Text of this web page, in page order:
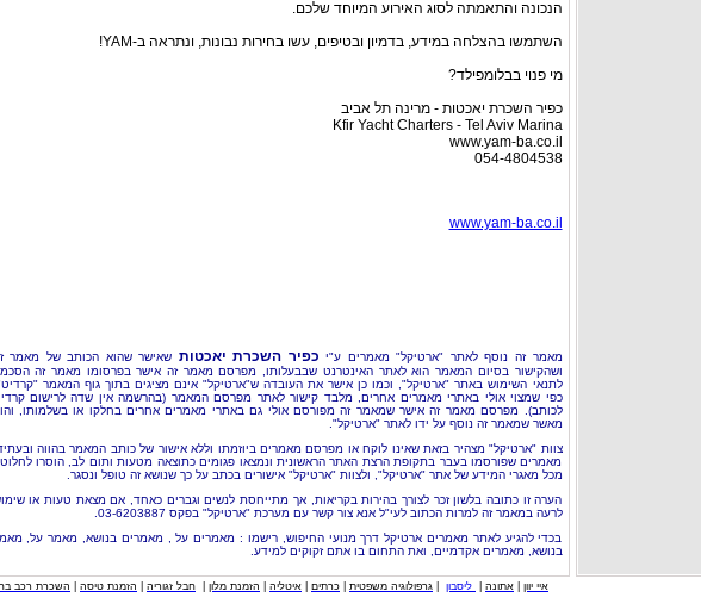
הנכונה והתאמתה לסוג האירוע המיוחד שלכם.
השתמשו בהצלחה במידע, בדמיון ובטיפים, עשו בחירות נבונות, ונתראה ב-YAM!
מי פנוי בבלומפילד?
כפיר השכרת יאכטות - מרינה תל אביב
Kfir Yacht Charters - Tel Aviv Marina
www.yam-ba.co.il
054-4804538
www.yam-ba.co.il
מאמר זה נוסף לאתר "ארטיקל" מאמרים ע"י כפיר השכרת יאכטות שאישר שהוא הכותב של מאמר
ושהקישור בסיום המאמר הוא לאתר האינטרנט שבבעלותו, מפרסם מאמר זה אישר בפרסומו מאמר זה
לתנאי השימוש באתר "ארטיקל", וכמו כן אישר את העובדה ש"ארטיקל" אינם מציגים בתוך גוף המאמר
כפי שמצוי אולי באתרי מאמרים אחרים, מלבד קישור לאתר מפרסם המאמר (בהרשמה אין שדה לרישום
לכותב). מפרסם מאמר זה אישר שמאמר זה מפורסם אולי גם באתרי מאמרים אחרים בחלקו או בשלמותו,
מאשר שמאמר זה נוסף על ידו לאתר "ארטיקל".
צוות "ארטיקל" מצהיר בזאת שאינו לוקח או מפרסם מאמרים ביוזמתו וללא אישור של כותב המאמר בהווה
מאמרים שפורסמו בעבר בתקופת הרצת האתר הראשונית ונמצאו פגומים כתוצאה מטעות ותום לב, הוסרו
מכל מאגרי המידע של אתר "ארטיקל", ולצוות "ארטיקל" אישורים בכתב על כך שנושא זה טופל ונסגר.
הערה זו כתובה בלשון זכר לצורך בהירות בקריאות, אך מתייחסת לנשים וגברים כאחד, אם מצאת טעות או
לרעה במאמר זה למרות הכתוב לעי"ל אנא צור קשר עם מערכת "ארטיקל" בפקס 03-6203887.
בכדי להגיע לאתר מאמרים ארטיקל דרך מנועי החיפוש, רישמו : מאמרים על , מאמרים בנושא, מאמר על,
בנושא, מאמרים אקדמיים, ואת התחום בו אתם זקוקים למידע.
איי יוון אתונה ליסבון גרפולוגיה משפטית כרתים איטליה הזמנת מלון חבל זגוריה הזמנת טיסה השכרת רכב